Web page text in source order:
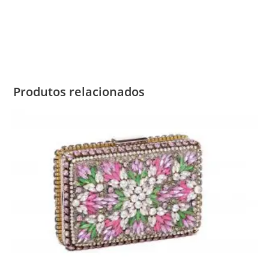
Produtos relacionados